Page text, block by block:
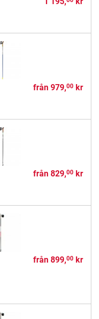
från 979,00kr
från 829,00kr
från 899,00kr